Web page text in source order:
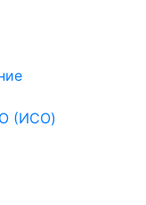
(ИСО)